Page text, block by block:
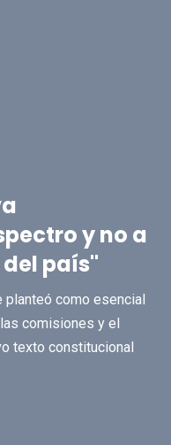
y no a
país"
planteó como esencial
comisiones y el
texto constitucional